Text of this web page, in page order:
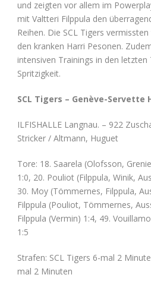
und zeigten vor allem im
mit Valtteri Filppula den
Reihen. Die SCL Tigers
den kranken Harri Pesonen.
intensiven Trainings in den
Spritzigkeit.
SCL Tigers – Genève-Servette
ILFISHALLE Langnau. – 922
Stricker / Altmann, Huguet
Tore: 18. Saarela (Olofsson,
1:0, 20. Pouliot (Filppula, Winik,
30. Moy (Tömmernes, Filppula,
Filppula (Pouliot, Tömmernes,
Filppula (Vermin) 1:4, 49.
1:5
Strafen: SCL Tigers 6-mal 2
mal 2 Minuten